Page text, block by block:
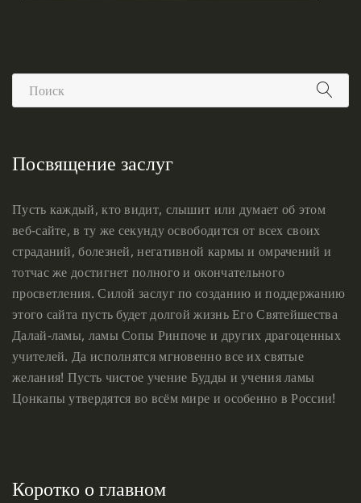
Посвящение заслуг
Пусть каждый, кто видит, слышит или думает об этом
веб-сайте, в ту же секунду освободится от всех своих
страданий, болезней, негативной кармы и омрачений и
тотчас же достигнет полного и окончательного
просветления. Силой заслуг по созданию и поддержанию
этого сайта пусть будет долгой жизнь Его Святейшества
Далай-ламы, ламы Сопы Ринпоче и других драгоценных
учителей. Да исполнятся мгновенно все их святые
желания! Пусть чистое учение Будды и учения ламы
Цонкапы утвердятся во всём мире и особенно в России!
Коротко о главном